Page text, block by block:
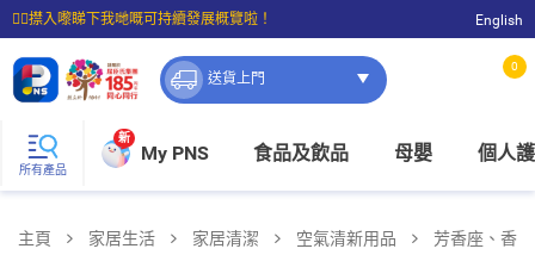
☝🏼㩒入嚟睇下我哋嘅可持續發展概覽啦！
⭐購物滿$399即享免費送貨；滿$100即可免費店取。
English
送貨上門
0
所有產品
新
My PNS 食品及飲品 母嬰 個人
主頁 家居生活 家居清潔 空氣清新用品
芳香座、香